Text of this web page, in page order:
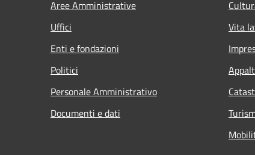
Aree Amministrative
Uffici
Enti e fondazioni
Politici
Personale Amministrativo
Documenti e dati
Vita